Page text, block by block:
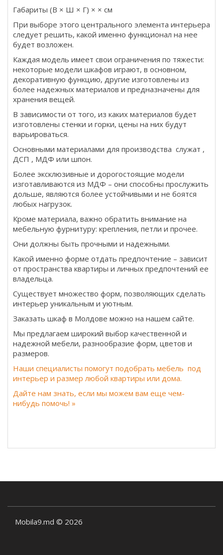
Габариты (В × Ш × Г) × × см
При выборе этого центрального элемента интерьера
следует решить, какой именно функционал на нее
будет возложен.
Каждая модель имеет свои ограничения по тяжести:
некоторые модели шкафов играют, в основном,
декоративную функцию, другие изготовлены из
более надежных материалов и предназначены для
хранения вещей.
В зависимости от того, из каких материалов будет
изготовлены стенки и горки, цены на них будут
варьироваться.
Основными материалами для производства служат ,
ДСП , МДФ или шпон.
Более эксклюзивные и дорогостоящие модели
изготавливаются из МДФ – они способны прослужить
дольше, являются более устойчивыми и не боятся
любых нагрузок.
Кроме материала, важно обратить внимание на
мебельную фурнитуру: крепления, петли и прочее.
Они должны быть прочными и надежными.
Какой именно форме отдать предпочтение – зависит
от пространства квартиры и личных предпочтений ее
владельца.
Существует множество форм, позволяющих сделать
интерьер уникальным и уютным.
Заказать шкаф в Молдове можно на нашем сайте.
Мы предлагаем широкий выбор качественной и
надежной мебели, разнообразие форм, цветов и
размеров.
Наши специалисты помогут подобрать мебель под
интерьер и размер любой квартиры или дома.
Дайте нам знать, если мы можем вам еще чем-
нибудь помочь! »
Mobila9.md © 2026